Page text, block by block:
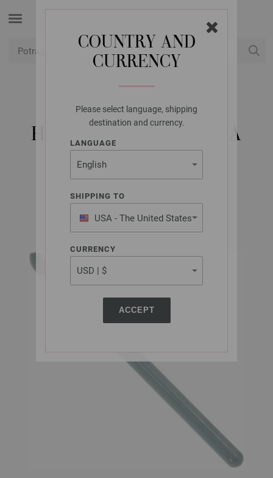
COUNTRY AND
CURRENCY
Please select language, shipping
destination and currency.
LANGUAGE
SHIPPING TO
USA - The United States
of America
CURRENCY
ACCEPT
LANA GROSSA
HEKLICA / KUKICA ZA
VUNU BEZ DRŠKE
(PLASTIKA) 9,0